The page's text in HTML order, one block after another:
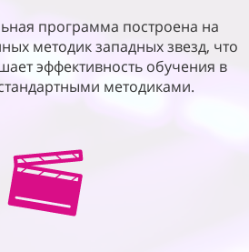
программа построена на
методик западных звезд, что
эффективность обучения в
методиками.